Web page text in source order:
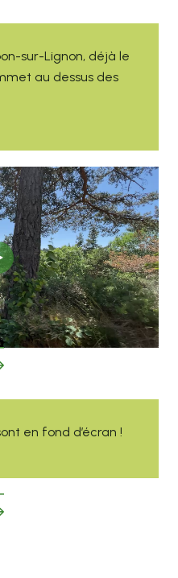
sur-Lignon, déjà le
au dessus des
en fond d’écran !